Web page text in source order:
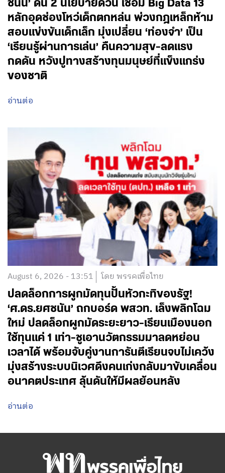
ชนัน’ ดัน 2 นโยบายด่วน เชื่อม Big Data 13
หลักอุดช่องโหว่เด็กตกหล่น พ่วงกฎเหล็กห้าม
สอบแข่งขันเด็กเล็ก มุ่งเปลี่ยน ‘ท่องจำ’ เป็น
‘เรียนรู้ผ่านการเล่น’ คืนความสุข-ลดแรง
กดดัน หวังปูทางสร้างทุนมนุษย์ที่แข็งแกร่ง
ของชาติ
อ่านต่อ
August 6, 2026 - 13:51 โดย พรรคเพื่อไทย
ปลดล็อกการผูกมัดทุนปั้นหัวกะทิของรัฐ!
‘ศ.ดร.ยศชนัน’ ถกบอร์ด พสวท. เล็งพลิกโฉม
ใหม่ ปลดล็อกผูกมัดระยะยาว-เรียนเมืองนอก
ใช้ทุนแค่ 1 เท่า-ชูเอานวัตกรรมมาลดหย่อน
เวลาได้ พร้อมจับคู่งานการันตีเรียนจบไม่เคว้ง
มุ่งสร้างระบบนิเวศดึงคนเก่งกลับมาขับเคลื่อน
อนาคตประเทศ ลุ้นดันให้มีผลย้อนหลัง
อ่านต่อ